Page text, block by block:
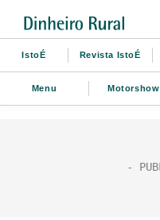
IstoÉ Revista IstoÉ
Menu Motorshow